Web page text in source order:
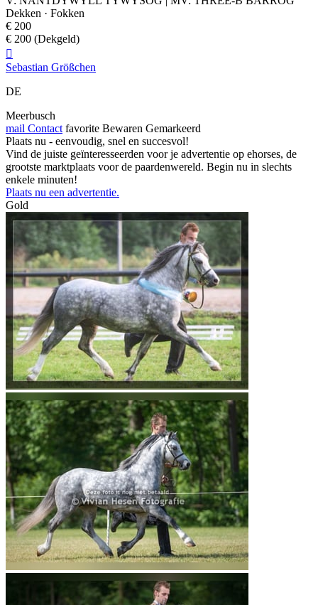
Dekken · Fokken
€ 200
€ 200 (Dekgeld)

Sebastian Größchen
DE
Meerbusch
mail Contact favorite Bewaren Gemarkeerd
Plaats nu - eenvoudig, snel en succesvol!
Vind de juiste geïnteresseerden voor je advertentie op ehorses, de
grootste marktplaats voor de paardenwereld. Begin nu in slechts
enkele minuten!
Plaats nu een advertentie.
Gold